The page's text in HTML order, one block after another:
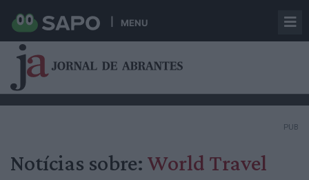
MENU
PUB
Notícias sobre: World Travel